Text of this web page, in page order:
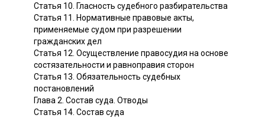
Статья 10. Гласность судебного разбирательства
Статья 11. Нормативные правовые акты,
применяемые судом при разрешении
гражданских дел
Статья 12. Осуществление правосудия на основе
состязательности и равноправия сторон
Статья 13. Обязательность судебных
постановлений
Глава 2. Состав суда. Отводы
Статья 14. Состав суда